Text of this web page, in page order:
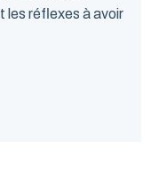
les réflexes à avoir